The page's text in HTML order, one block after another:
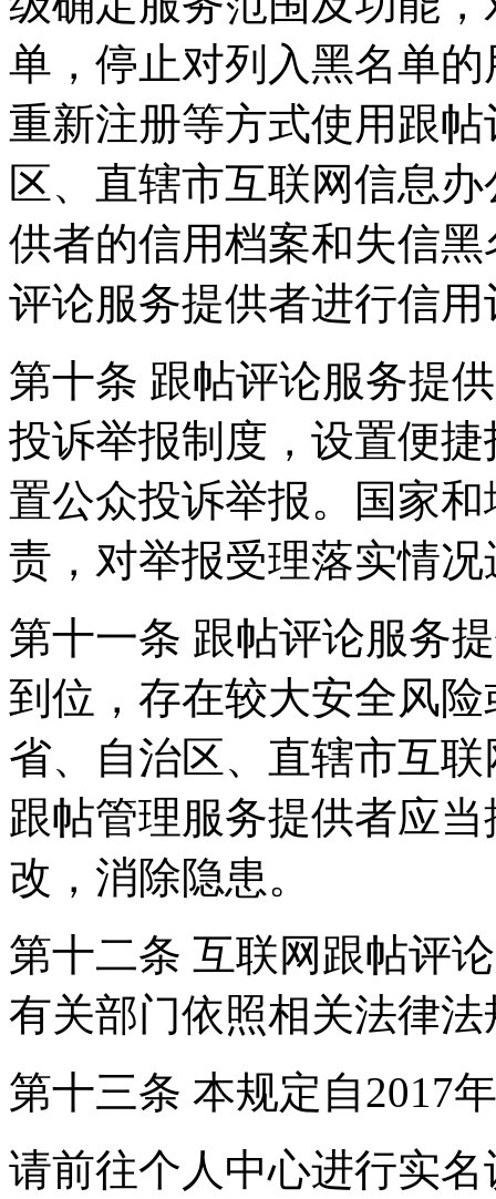
单，停止对列入黑名单
重新注册等方式使用跟
区、直辖市互联网信息
供者的信用档案和失信
评论服务提供者进行信用
第十条 跟帖评论服务提
投诉举报制度，设置便
置公众投诉举报。国家
责，对举报受理落实情
第十一条 跟帖评论服务
到位，存在较大安全风
省、自治区、直辖市互
跟帖管理服务提供者应
改，消除隐患。
第十二条 互联网跟帖评
有关部门依照相关法律
第十三条 本规定自2017
请前往个人中心进行实名